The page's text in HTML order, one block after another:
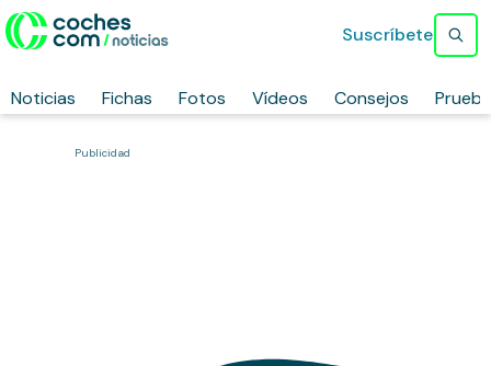
Noticias Fichas Fotos Vídeos Consejos
Suscríbete
Publicidad